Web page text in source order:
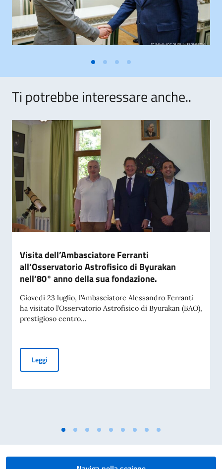
Ti potrebbe interessare anche..
Visita dell’Ambasciatore Ferranti
all’Osservatorio Astrofisico di Byurakan
nell’80° anno della sua fondazione.
Giovedì 23 luglio, l’Ambasciatore Alessandro Ferranti
ha visitato l’Osservatorio Astrofisico di Byurakan (BAO),
prestigioso centro...
LeggiVisita dell’Ambasciatore Ferranti all’Osservatorio